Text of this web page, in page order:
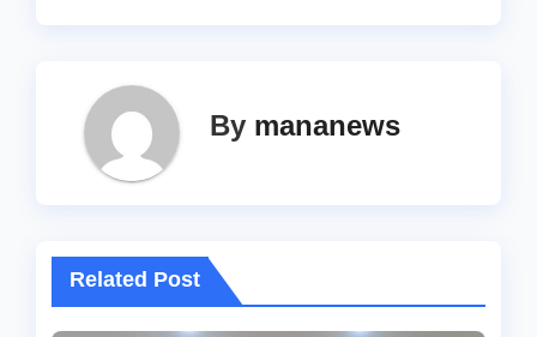
By mananews
Related Post